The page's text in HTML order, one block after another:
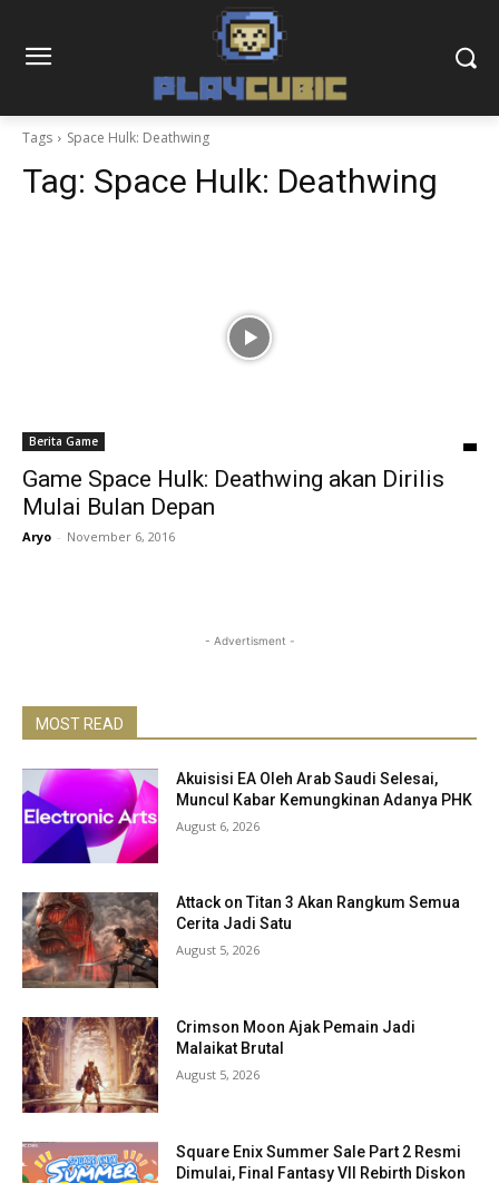
Tags Space Hulk: Deathwing
Tag: Space Hulk: Deathwing
Berita Game
Game Space Hulk: Deathwing akan Dirilis
Mulai Bulan Depan
Aryo - November 6, 2016
- Advertisment -
MOST READ
Akuisisi EA Oleh Arab Saudi Selesai,
Muncul Kabar Kemungkinan Adanya PHK
August 6, 2026
Attack on Titan 3 Akan Rangkum Semua
Cerita Jadi Satu
August 5, 2026
Crimson Moon Ajak Pemain Jadi
Malaikat Brutal
August 5, 2026
Square Enix Summer Sale Part 2 Resmi
Dimulai, Final Fantasy VII Rebirth Diskon